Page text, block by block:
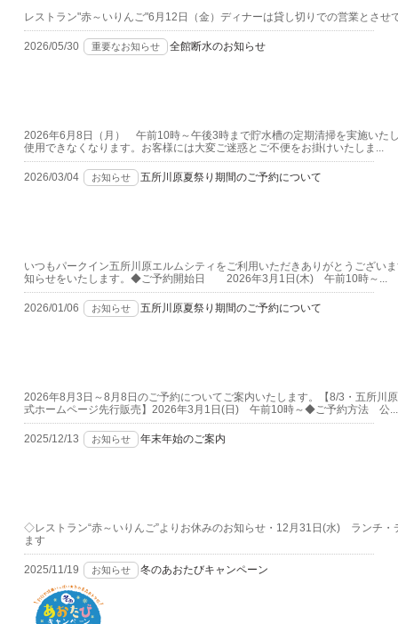
レストラン"赤～いりんご"6月12日（金）ディナーは貸し切りでの営業とさせ
2026/05/30 重要なお知らせ 全館断水のお知らせ
2026年6月8日（月） 午前10時～午後3時まで貯水槽の定期清掃を実施いた
使用できなくなります。お客様には大変ご迷惑とご不便をお掛けいたしま...
2026/03/04 お知らせ 五所川原夏祭り期間のご予約について
いつもパークイン五所川原エルムシティをご利用いただきありがとうござ
知らせをいたします。◆ご予約開始日 2026年3月1日(木) 午前10時～...
2026/01/06 お知らせ 五所川原夏祭り期間のご予約について
2026年8月3日～8月8日のご予約についてご案内いたします。【8/3・五所
式ホームページ先行販売】2026年3月1日(日) 午前10時～◆ご予約方法 公...
2025/12/13 お知らせ 年末年始のご案内
◇レストラン“赤～いりんご”よりお休みのお知らせ・12月31日(水) ランチ
ます
2025/11/19 お知らせ 冬のあおたびキャンペーン